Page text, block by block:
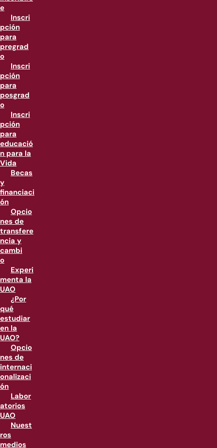
e
Inscri
pción
para
pregrad
o
Inscri
pción
para
posgrad
o
Inscri
pción
para
educació
n para la
Vida
Becas
y
financiaci
ón
Opcio
nes de
transfere
ncia y
cambi
o
Experi
menta la
UAO
¿Por
qué
estudiar
en la
UAO?
Opcio
nes de
internaci
onalizaci
ón
Labor
atorios
UAO
Nuest
ros
medios